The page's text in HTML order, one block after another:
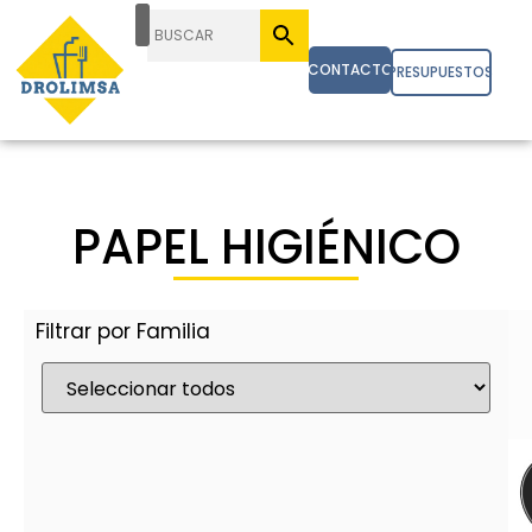
CONTACTOPRESUPUESTOS
PAPEL HIGIÉNICO
Filtrar por Familia